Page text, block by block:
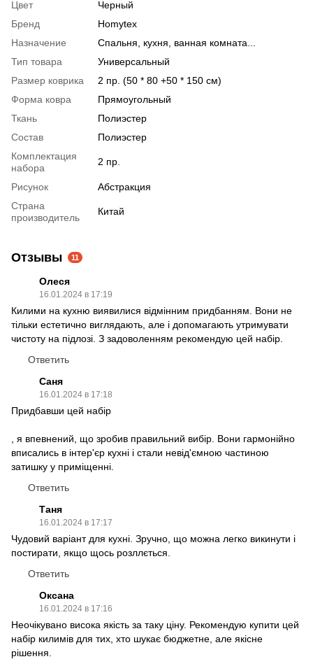
Цвет
Черный
Бренд
Homytex
Назначение
Спальня, кухня, ванная комната...
Тип товара
Универсальный
Размер коврика
2 пр. (50 * 80 +50 * 150 см)
Форма ковра
Прямоугольный
Ткань
Полиэстер
Состав
Полиэстер
Комплектация
набора
2 пр.
Рисунок
Абстракция
Страна
производитель
Китай
Отзывы 11
Олеся
16.01.2024 в 17:19
Килими на кухню виявилися відмінним придбанням. Вони не
тільки естетично виглядають, але і допомагають утримувати
чистоту на підлозі. З задоволенням рекомендую цей набір.
Ответить
Саня
16.01.2024 в 17:18
Придбавши цей набір
, я впевнений, що зробив правильний вибір. Вони гармонійно
вписались в інтер'єр кухні і стали невід'ємною частиною
затишку у приміщенні.
Ответить
Таня
16.01.2024 в 17:17
Чудовий варіант для кухні. Зручно, що можна легко викинути і
постирати, якщо щось розллється.
Ответить
Оксана
16.01.2024 в 17:16
Неочікувано висока якість за таку ціну. Рекомендую купити цей
набір килимів для тих, хто шукає бюджетне, але якісне
рішення.